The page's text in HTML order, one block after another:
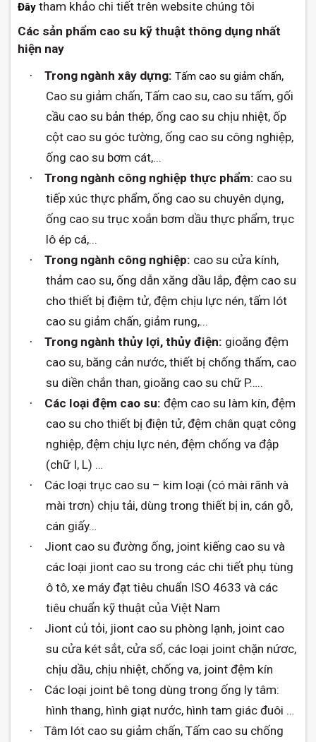
Đây tham khảo chi tiết trên website chúng tôi
Các sản phẩm cao su kỹ thuật thông dụng nhất
hiện nay
· Trong ngành xây dựng: Tấm cao su giảm chấn,
Cao su giảm chấn, Tấm cao su, cao su tấm, gối
cầu cao su bản thép, ống cao su chịu nhiệt, ốp
cột cao su góc tường, ống cao su công nghiệp,
ống cao su bơm cát,...
· Trong ngành công nghiệp thực phẩm: cao su
tiếp xúc thực phẩm, ống cao su chuyên dụng,
ống cao su trục xoắn bơm dầu thực phẩm, trục
lô ép cá,...
· Trong ngành công nghiệp: cao su cửa kính,
thảm cao su, ống dẫn xăng dầu lắp, đệm cao su
cho thiết bị điệm tử, đệm chịu lực nén, tấm lót
cao su giảm chấn, giảm rung,...
· Trong ngành thủy lợi, thủy điện: gioăng đệm
cao su, băng cản nước, thiết bị chống thấm, cao
su diền chắn than, gioăng cao su chữ P…..
· Các loại đệm cao su: đệm cao su làm kín, đệm
cao su cho thiết bị điện tử, đệm chân quạt công
nghiệp, đệm chịu lực nén, đệm chống va đập
(chữ I, L) …
·
Các loại trục cao su – kim loại (có mài rãnh và
mài trơn) chịu tải, dùng trong thiết bị in, cán gỗ,
cán giấy…
·
Jiont cao su đường ống, joint kiếng cao su và
các loại jiont cao su trong các chi tiết phụ tùng
ô tô, xe máy đạt tiêu chuẩn ISO 4633 và các
tiêu chuẩn kỹ thuật của Việt Nam
·
Jiont củ tỏi, jiont cao su phòng lạnh, joint cao
su cửa két sắt, cửa sổ, các loại joint chặn nứơc,
chịu dầu, chịu nhiệt, chống va, joint đệm kín
·
Các loại joint bê tong dùng trong ống ly tâm:
hình thang, hình giạt nước, hình tam giác đuôi …
·
Tâm lót cao su giảm chấn, Tấm cao su chống